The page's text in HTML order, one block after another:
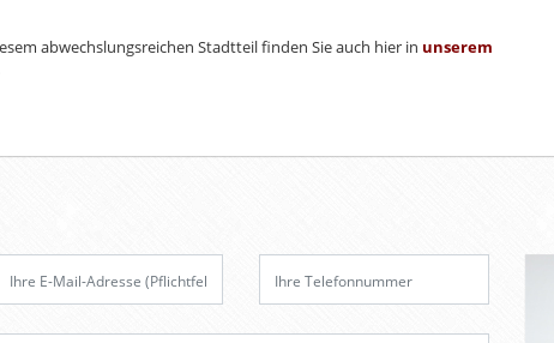
abwechslungsreichen Stadtteil finden Sie auch hier in unserem